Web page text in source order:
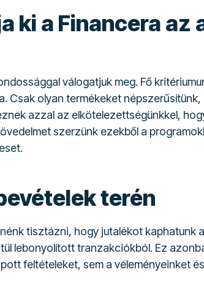
ki a Financera az
válogatjuk meg. Fő
Csak olyan termékeket népszerűsítünk,
azzal az elkötelezettségünkkel,
szerzünk ezekből a
terén
tisztázni, hogy jutalékot kaphatunk
lebonyolított tranzakciókból. Ez
feltételeket, sem a véleményeinket